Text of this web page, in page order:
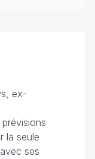
ex-
la seule
ses